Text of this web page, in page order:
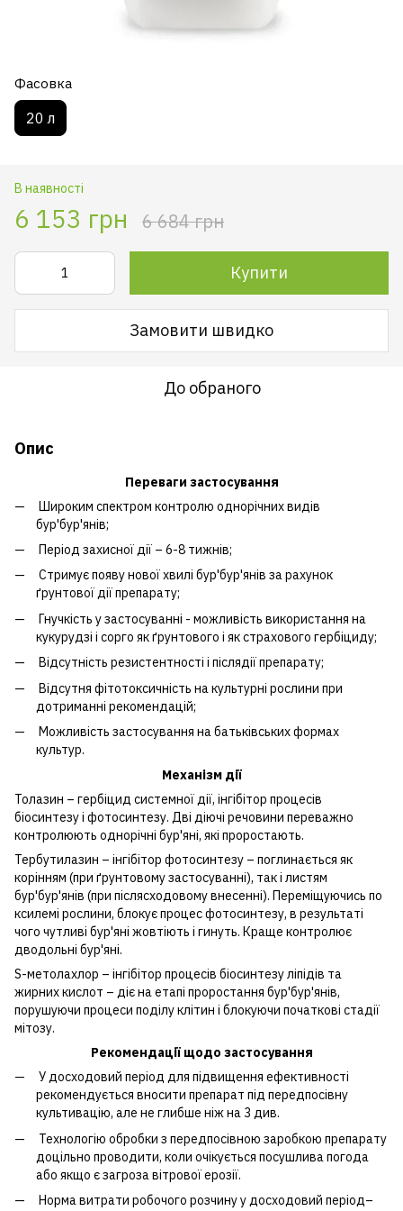
Фасовка
20 л
В наявності
6 153 грн 6 684 грн
Купити
Замовити швидко
До обраного
Опис
Переваги застосування
Широким спектром контролю однорічних видів
бур'бур'янів;
Період захисної дії – 6-8 тижнів;
Стримує появу нової хвилі бур'бур'янів за рахунок
ґрунтової дії препарату;
Гнучкість у застосуванні - можливість використання на
кукурудзі і сорго як ґрунтового і як страхового гербіциду;
Відсутність резистентності і післядії препарату;
Відсутня фітотоксичність на культурні рослини при
дотриманні рекомендацій;
Можливість застосування на батьківських формах
культур.
Механізм дії
Толазин – гербіцид системної дії, інгібітор процесів
біосинтезу і фотосинтезу. Дві діючі речовини переважно
контролюють однорічні бур'яні, які проростають.
Тербутилазин – інгібітор фотосинтезу – поглинається як
корінням (при ґрунтовому застосуванні), так і листям
бур'бур'янів (при післясходовому внесенні). Переміщуючись по
ксилемі рослини, блокує процес фотосинтезу, в результаті
чого чутливі бур'яні жовтіють і гинуть. Краще контролює
дводольні бур'яні.
S-метолахлор – інгібітор процесів біосинтезу ліпідів та
жирних кислот – діє на етапі проростання бур'бур'янів,
порушуючи процеси поділу клітин і блокуючи початкові стадії
мітозу.
Рекомендації щодо застосування
У досходовий період для підвищення ефективності
рекомендується вносити препарат під передпосівну
культивацію, але не глибше ніж на 3 див.
Технологію обробки з передпосівною заробкою препарату
доцільно проводити, коли очікується посушлива погода
або якщо є загроза вітрової ерозії.
Норма витрати робочого розчину у досходовий період–